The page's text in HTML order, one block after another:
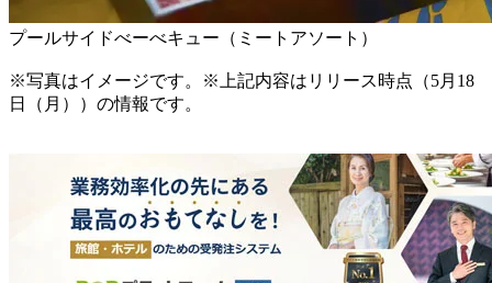
プールサイドべーべキュー（ミートアソート）
※写真はイメージです。※上記内容はリリース時点（5月18
日（月））の情報です。